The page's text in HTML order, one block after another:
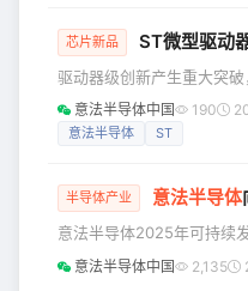
方法采用同
容现已上线，随时随地，
沿技术全景 未来边缘AI AI
芯片新品 ST微型驱动器助力小型家电设计：封
驱动器级创新产生重大突
电源控制设计 意法半导体（
一款体积非常紧凑的晶闸管
可实现更简洁、更纤薄的
5.35mm×3.45mm无引线
度仅1.2mm。嵌入式变压
意法半导体中国 190
意法半导体 ST
半导体产业 意法半导体
意法半导体2025年可持续
碳中和目标及更广泛的环
进，制造工艺有害气体减
意法半导体中国 2,135